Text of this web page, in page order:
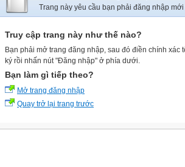
Trang này yêu cầu bạn phải đăng nhập
Truy cập trang này như thế nào?
Bạn phải mở trang đăng nhập, sau đó điền chính xác
ký rồi nhấn nút "Đăng nhập" ở phía dưới.
Bạn làm gì tiếp theo?
Mở trang đăng nhập
Quay trở lại trang trước